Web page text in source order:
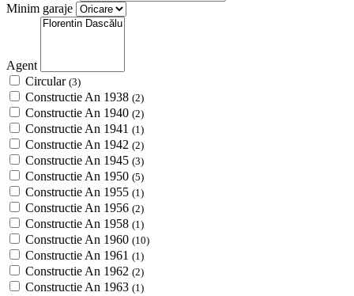
Minim garaje
Agent
Circular (3)
Constructie An 1938 (2)
Constructie An 1940 (2)
Constructie An 1941 (1)
Constructie An 1942 (2)
Constructie An 1945 (3)
Constructie An 1950 (5)
Constructie An 1955 (1)
Constructie An 1956 (2)
Constructie An 1958 (1)
Constructie An 1960 (10)
Constructie An 1961 (1)
Constructie An 1962 (2)
Constructie An 1963 (1)